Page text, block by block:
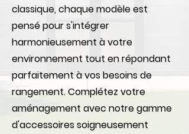
classique, chaque modèle est
pensé pour s'intégrer
harmonieusement à votre
environnement tout en répondant
parfaitement à vos besoins de
rangement. Complétez votre
aménagement avec notre gamme
d'accessoires soigneusement